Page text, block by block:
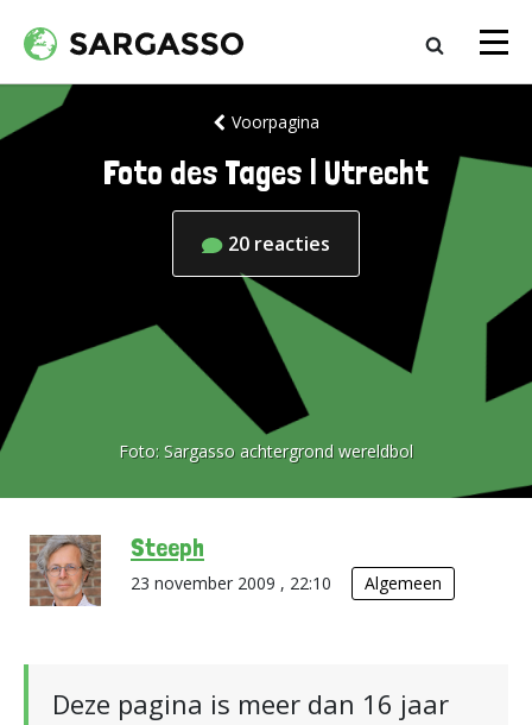
Voorpagina
Foto des Tages | Utrecht
20 reacties
Foto: Sargasso achtergrond wereldbol
Steeph
23 november 2009 , 22:10 Algemeen
Deze pagina is meer dan 16 jaar